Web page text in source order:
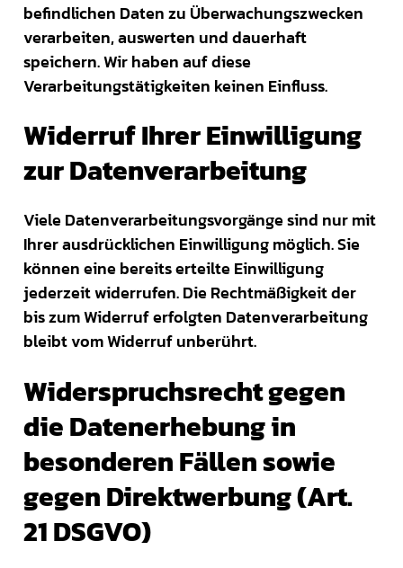
befindlichen Daten zu Überwachungszwecken
verarbeiten, auswerten und dauerhaft
speichern. Wir haben auf diese
Verarbeitungstätigkeiten keinen Einfluss.
Widerruf Ihrer Einwilligung
zur Datenverarbeitung
Viele Datenverarbeitungsvorgänge sind nur mit
Ihrer ausdrücklichen Einwilligung möglich. Sie
können eine bereits erteilte Einwilligung
jederzeit widerrufen. Die Rechtmäßigkeit der
bis zum Widerruf erfolgten Datenverarbeitung
bleibt vom Widerruf unberührt.
Widerspruchsrecht gegen
die Datenerhebung in
besonderen Fällen sowie
gegen Direktwerbung (Art.
21 DSGVO)